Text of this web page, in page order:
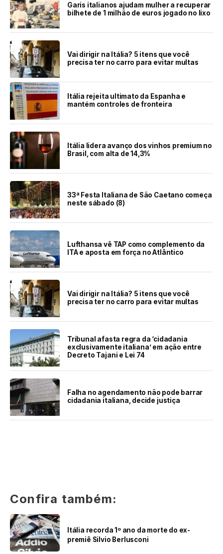
Garis italianos ajudam mulher a recuperar
bilhete de 1 milhão de euros jogado no lixo
Vai dirigir na Itália? 5 itens que você
precisa ter no carro para evitar multas
Itália rejeita ultimato da Espanha e
mantém controles de fronteira
Itália lidera avanço dos vinhos premium no
Brasil, com alta de 14,3%
33ª Festa Italiana de São Caetano começa
neste sábado (8)
Lufthansa vê TAP como complemento da
ITA e aposta em força no Atlântico
Vai dirigir na Itália? 5 itens que você
precisa ter no carro para evitar multas
Tribunal afasta regra da ‘cidadania
exclusivamente italiana’ em ação entre
Decreto Tajani e Lei 74
Falha no agendamento não pode barrar
cidadania italiana, decide justiça
Confira também:
Itália recorda 1º ano da morte do ex-
premiê Silvio Berlusconi